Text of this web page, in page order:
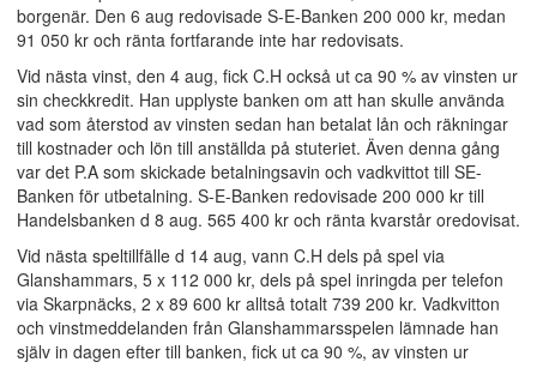
borgenär. Den 6 aug redovisade S-E-Banken 200 000 kr, medan
91 050 kr och ränta fortfarande inte har redovisats.
Vid nästa vinst, den 4 aug, fick C.H också ut ca 90 % av vinsten ur
sin checkkredit. Han upplyste banken om att han skulle använda
vad som återstod av vinsten sedan han betalat lån och räkningar
till kostnader och lön till anställda på stuteriet. Även denna gång
var det P.A som skickade betalningsavin och vadkvittot till SE-
Banken för utbetalning. S-E-Banken redovisade 200 000 kr till
Handelsbanken d 8 aug. 565 400 kr och ränta kvarstår oredovisat.
Vid nästa speltillfälle d 14 aug, vann C.H dels på spel via
Glanshammars, 5 x 112 000 kr, dels på spel inringda per telefon
via Skarpnäcks, 2 x 89 600 kr alltså totalt 739 200 kr. Vadkvitton
och vinstmeddelanden från Glanshammarsspelen lämnade han
själv in dagen efter till banken, fick ut ca 90 %, av vinsten ur